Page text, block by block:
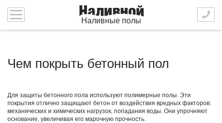
Наливные полы
Чем покрыть бетонный пол
Для защиты бетонного пола используют полимерные полы. Эти
покрытия отлично защищают бетон от воздействия вредных факторов:
механических и химических нагрузок, попадания воды. Они упрочняют
основание, увеличивая его марочную прочность.